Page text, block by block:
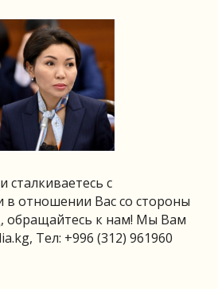
сталкиваетесь с
отношении Вас со стороны
обращайтесь к нам! Мы Вам
, Тел: +996 (312) 961960